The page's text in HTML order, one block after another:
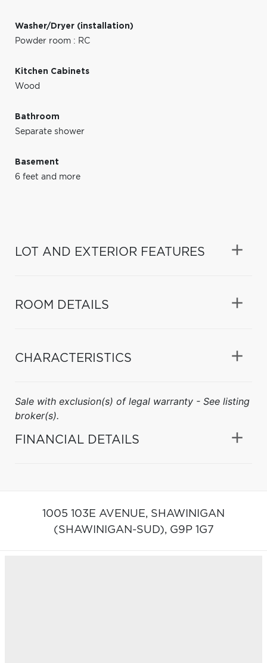
Washer/Dryer (installation)
Powder room : RC
Kitchen Cabinets
Wood
Bathroom
Separate shower
Basement
6 feet and more
LOT AND EXTERIOR FEATURES
ROOM DETAILS
CHARACTERISTICS
Sale with exclusion(s) of legal warranty - See listing
broker(s).
FINANCIAL DETAILS
1005 103E AVENUE, SHAWINIGAN
(SHAWINIGAN-SUD), G9P 1G7